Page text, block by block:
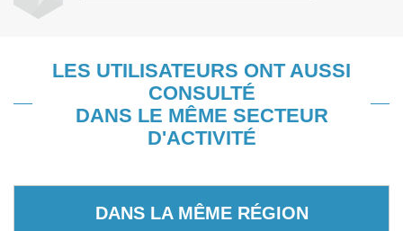
LES UTILISATEURS ONT AUSSI
CONSULTÉ
DANS LE MÊME SECTEUR
D'ACTIVITÉ
DANS LA MÊME RÉGION